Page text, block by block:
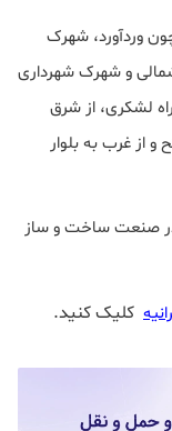
وردآورد، شهرک
و شهرک شهرداری
لشکری، از شرق
و از غرب به بلوار
در صنعت ساخت و ساز
کلیک کنید.